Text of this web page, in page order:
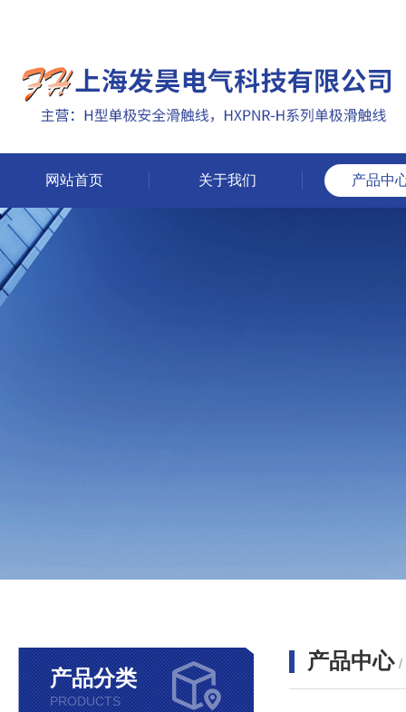
网站首页 关于我们 产品中
产品分类
PRODUCTS
产品中心 /